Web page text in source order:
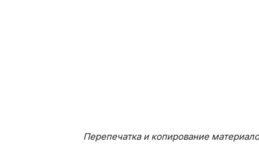
Перепечатка и копирование